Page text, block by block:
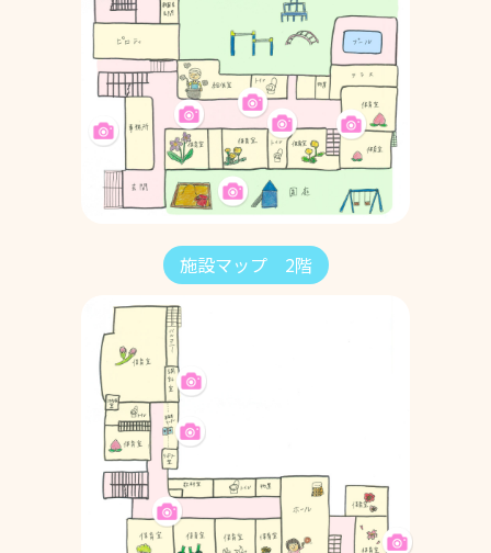
施設マップ 2階